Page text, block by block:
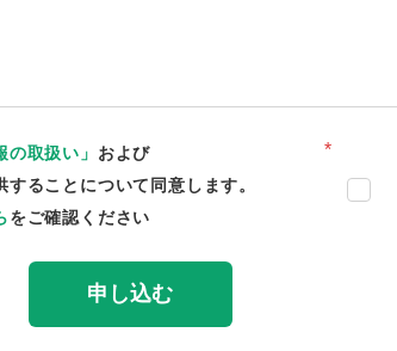
*
の取扱い」 および
することについて同意します。
をご確認ください
申し込む